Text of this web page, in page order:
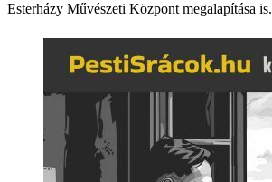
Esterházy Művészeti Központ megalapítása is.